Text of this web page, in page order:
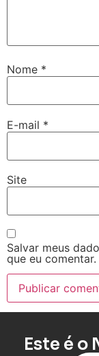
Nome *
E-mail *
Site
Salvar meus
que eu comentar.
Este é o